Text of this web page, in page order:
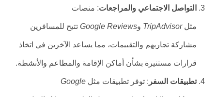
التواصل الاجتماعي والمراجعات: منصات
مثل TripAdvisorوGoogle Reviewsتتيح للمسافرين
مشاركة تجاربهم والتقييمات، مما يساعد الآخرين في اتخاذ
قرارات مستنيرة بشأن أماكن الإقامة والمطاعم والأنشطة.
تطبيقات السفر : توفر تطبيقات مثل Google